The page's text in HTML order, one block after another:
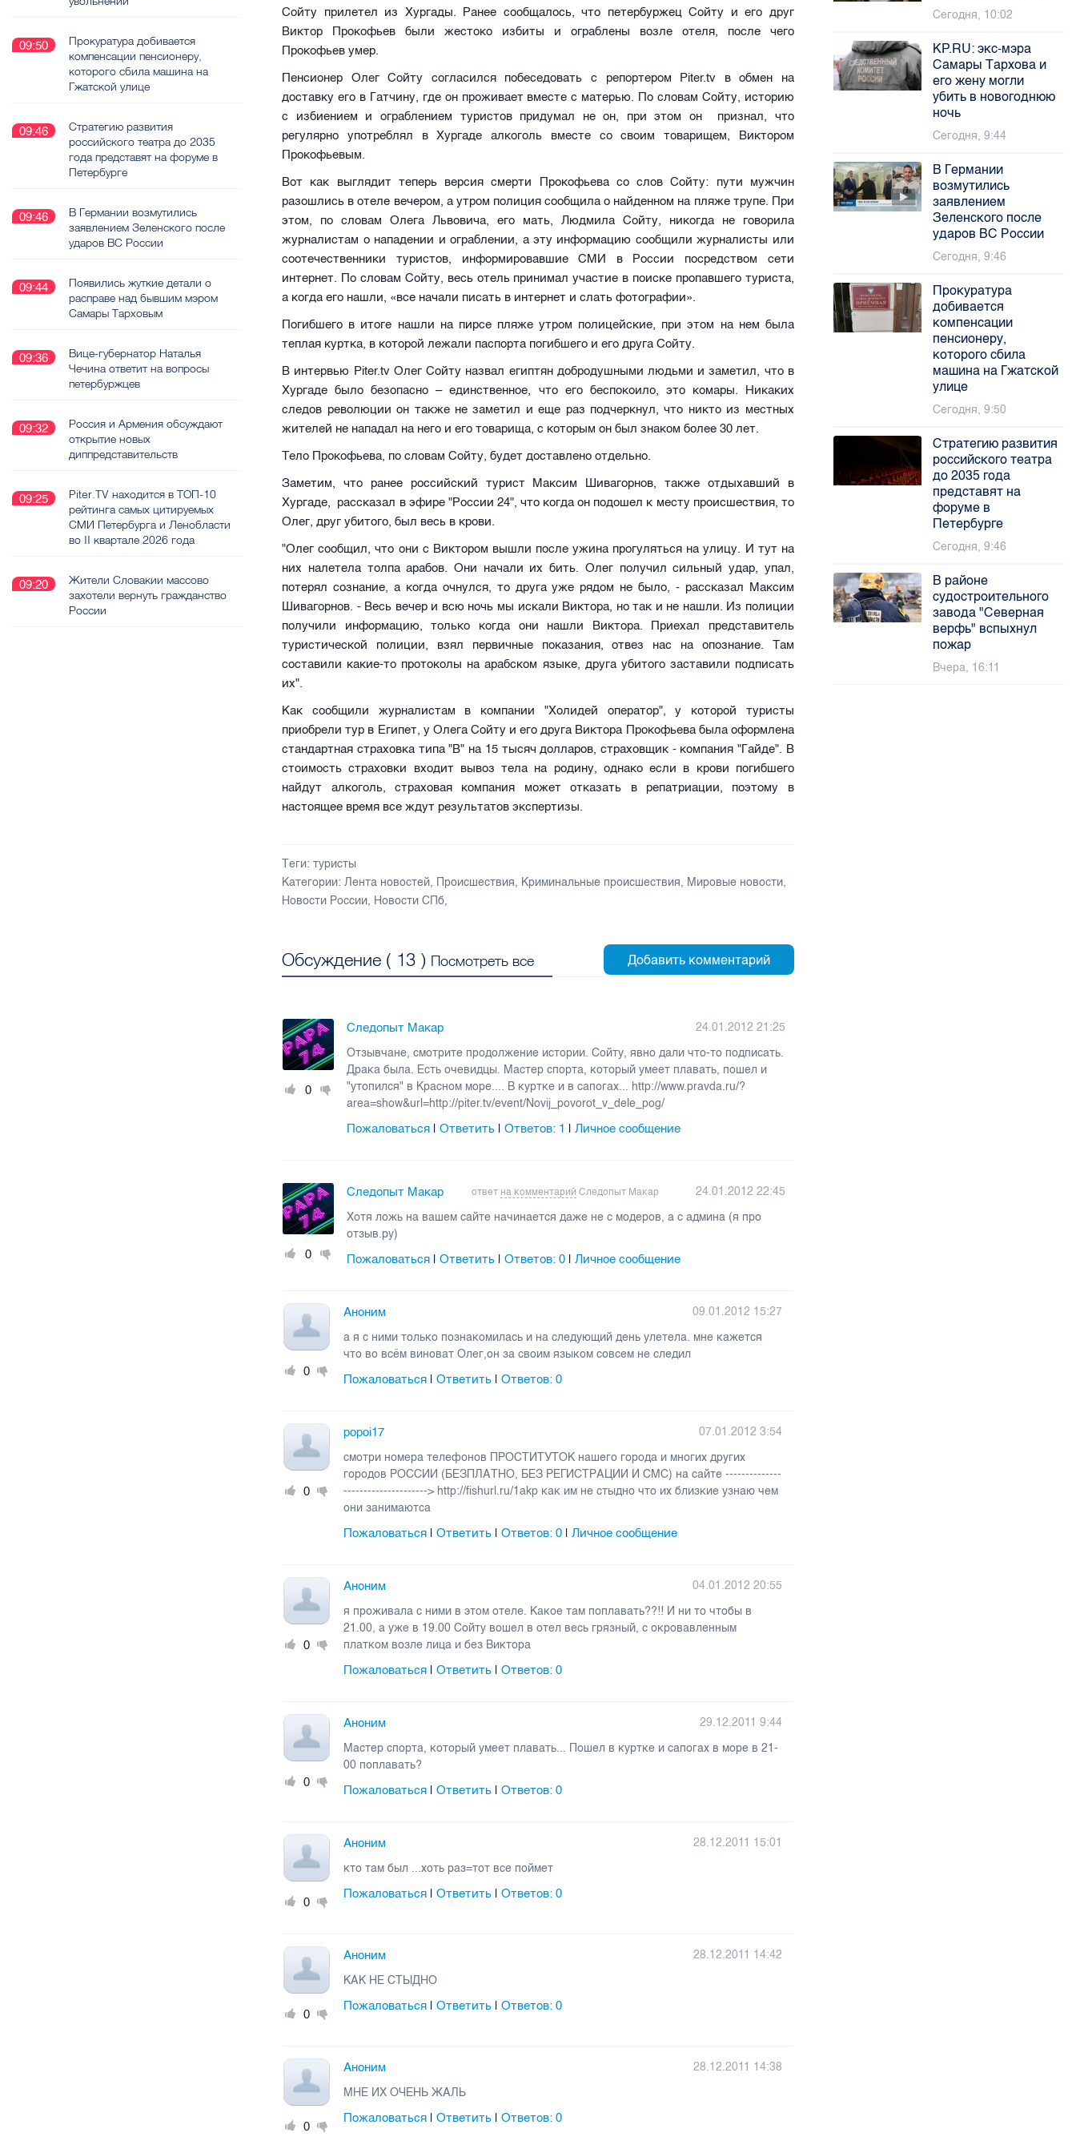
Сойту прилетел из Хургады. Ранее сообщалось, что петербуржец Сойту и его друг
Виктор Прокофьев были жестоко избиты и ограблены возле отеля, после чего
Прокофьев умер.
Пенсионер Олег Сойту согласился побеседовать с репортером Piter.tv в обмен на
доставку его в Гатчину, где он проживает вместе с матерью. По словам Сойту, историю
с избиением и ограблением туристов придумал не он, при этом он признал, что
регулярно употреблял в Хургаде алкоголь вместе со своим товарищем, Виктором
Прокофьевым.
Вот как выглядит теперь версия смерти Прокофьева со слов Сойту: пути мужчин
разошлись в отеле вечером, а утром полиция сообщила о найденном на пляже трупе. При
этом, по словам Олега Львовича, его мать, Людмила Сойту, никогда не говорила
журналистам о нападении и ограблении, а эту информацию сообщили журналисты или
соотечественники туристов, информировавшие СМИ в России посредством сети
интернет. По словам Сойту, весь отель принимал участие в поиске пропавшего туриста,
а когда его нашли, «все начали писать в интернет и слать фотографии».
Погибшего в итоге нашли на пирсе пляже утром полицейские, при этом на нем была
теплая куртка, в которой лежали паспорта погибшего и его друга Сойту.
В интервью Piter.tv Олег Сойту назвал египтян добродушными людьми и заметил, что в
Хургаде было безопасно – единственное, что его беспокоило, это комары. Никаких
следов революции он также не заметил и еще раз подчеркнул, что никто из местных
жителей не нападал на него и его товарища, с которым он был знаком более 30 лет.
Тело Прокофьева, по словам Сойту, будет доставлено отдельно.
Заметим, что ранее российский турист Максим Шивагорнов, также отдыхавший в
Хургаде, рассказал в эфире "России 24", что когда он подошел к месту происшествия, то
Олег, друг убитого, был весь в крови.
"Олег сообщил, что они с Виктором вышли после ужина прогуляться на улицу. И тут на
них налетела толпа арабов. Они начали их бить. Олег получил сильный удар, упал,
потерял сознание, а когда очнулся, то друга уже рядом не было, - рассказал Максим
Шивагорнов. - Весь вечер и всю ночь мы искали Виктора, но так и не нашли. Из полиции
получили информацию, только когда они нашли Виктора. Приехал представитель
туристической полиции, взял первичные показания, отвез нас на опознание. Там
составили какие-то протоколы на арабском языке, друга убитого заставили подписать
их".
Как сообщили журналистам в компании "Холидей оператор", у которой туристы
приобрели тур в Египет, у Олега Сойту и его друга Виктора Прокофьева была оформлена
стандартная страховка типа "B" на 15 тысяч долларов, страховщик - компания "Гайде". В
стоимость страховки входит вывоз тела на родину, однако если в крови погибшего
найдут алкоголь, страховая компания может отказать в репатриации, поэтому в
настоящее время все ждут результатов экспертизы.
Теги: туристы
Категории: Лента новостей, Происшествия, Криминальные происшествия, Мировые новости,
Новости России, Новости СПб,
Обсуждение ( 13 ) Посмотреть все
0
Следопыт Макар
24.01.2012 21:25
Отзывчане, смотрите продолжение истории. Сойту, явно дали что-то подписать.
Драка была. Есть очевидцы. Мастер спорта, который умеет плавать, пошел и
"утопился" в Красном море.... В куртке и в сапогах... http://www.pravda.ru/?
area=show&url=http://piter.tv/event/Novij_povorot_v_dele_pog/
Пожаловаться |Ответить |Ответов: 1 |Личное сообщение
0
Следопыт Макар ответ на комментарий Следопыт Макар
24.01.2012 22:45
Хотя ложь на вашем сайте начинается даже не с модеров, а с админа (я про
отзыв.ру)
Пожаловаться |Ответить |Ответов:0 |Личное сообщение
0
Аноним
09.01.2012 15:27
а я с ними только познакомилась и на следующий день улетела. мне кажется
что во всём виноват Олег,он за своим языком совсем не следил
Пожаловаться |Ответить |Ответов:0
0
popoi17
07.01.2012 3:54
смотри номера телефонов ПРОСТИТУТОК нашего города и многих других
городов РОССИИ (БЕЗПЛАТНО, БЕЗ РЕГИСТРАЦИИ И СМС) на сайте --------------
---------------------> http://fishurl.ru/1akp как им не стыдно что их близкие узнаю чем
они занимаютса
Пожаловаться |Ответить |Ответов:0 |Личное сообщение
0
Аноним
04.01.2012 20:55
я проживала с ними в этом отеле. Какое там поплавать??!! И ни то чтобы в
21.00, а уже в 19.00 Сойту вошел в отел весь грязный, с окровавленным
платком возле лица и без Виктора
Пожаловаться |Ответить |Ответов:0
0
Аноним
29.12.2011 9:44
Мастер спорта, который умеет плавать... Пошел в куртке и сапогах в море в 21-
00 поплавать?
Пожаловаться |Ответить |Ответов:0
0
Аноним
28.12.2011 15:01
кто там был ...хоть раз=тот все поймет
Пожаловаться |Ответить |Ответов:0
0
Аноним
28.12.2011 14:42
КАК НЕ СТЫДНО
Пожаловаться |Ответить |Ответов:0
0
Аноним
28.12.2011 14:38
МНЕ ИХ ОЧЕНЬ ЖАЛЬ
Пожаловаться |Ответить |Ответов:0
09:50
Прокуратура добивается
компенсации пенсионеру,
которого сбила машина на
Гжатской улице
09:46
Стратегию развития
российского театра до 2035
года представят на форуме в
Петербурге
09:46
В Германии возмутились
заявлением Зеленского после
ударов ВС России
09:44
Появились жуткие детали о
расправе над бывшим мэром
Самары Тарховым
09:36
Вице-губернатор Наталья
Чечина ответит на вопросы
петербуржцев
09:32
Россия и Армения обсуждают
открытие новых
диппредставительств
09:25
Piter.TV находится в ТОП-10
рейтинга самых цитируемых
СМИ Петербурга и Ленобласти
во II квартале 2026 года
09:20
Жители Словакии массово
захотели вернуть гражданство
России
Сегодня, 10:02
KP.RU: экс-мэра
Самары Тархова и
его жену могли
убить в новогоднюю
ночь
Сегодня, 9:44
В Германии
возмутились
заявлением
Зеленского после
ударов ВС России
Сегодня, 9:46
Прокуратура
добивается
компенсации
пенсионеру,
которого сбила
машина на Гжатской
улице
Сегодня, 9:50
Стратегию развития
российского театра
до 2035 года
представят на
форуме в
Петербурге
Сегодня, 9:46
В районе
судостроительного
завода "Северная
верфь" вспыхнул
пожар
Вчера, 16:11